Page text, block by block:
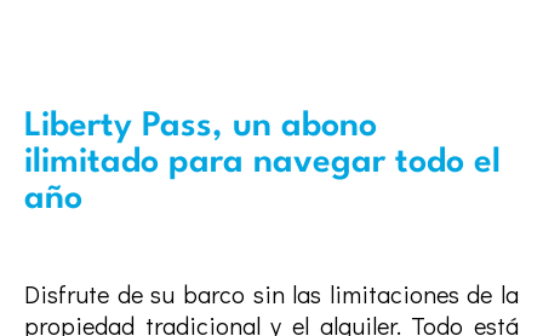
Liberty Pass, un abono
ilimitado para navegar todo el
año
Disfrute de su barco sin las limitaciones de la
propiedad tradicional y el alquiler. Todo está